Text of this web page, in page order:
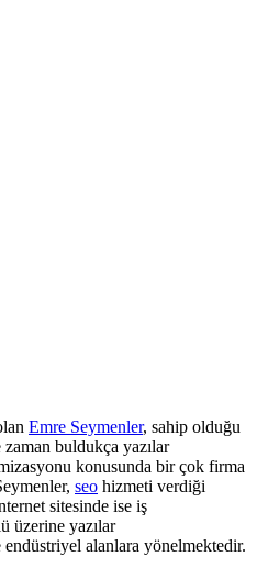
Emre Seymenler, sahip olduğu
buldukça yazılar
konusunda bir çok firma
seo hizmeti verdiği
sitesinde ise iş
üzerine yazılar
endüstriyel alanlara yönelmektedir.